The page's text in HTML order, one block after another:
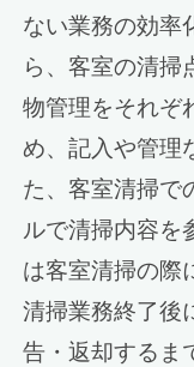
ない業務の効率
ら、客室の清掃
物管理をそれぞ
め、記入や管理
た、客室清掃で
ルで清掃内容を
は客室清掃の際
清掃業務終了後
告・返却するま